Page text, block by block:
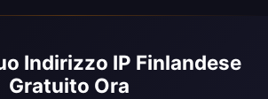
Indirizzo IP Finlandese
Gratuito Ora